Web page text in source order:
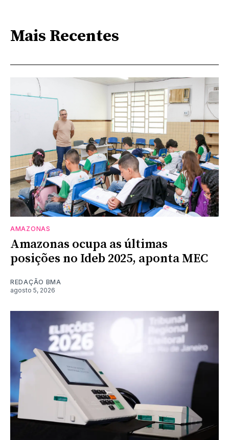
Mais Recentes
AMAZONAS
Amazonas ocupa as últimas
posições no Ideb 2025, aponta MEC
REDAÇÃO BMA
agosto 5, 2026